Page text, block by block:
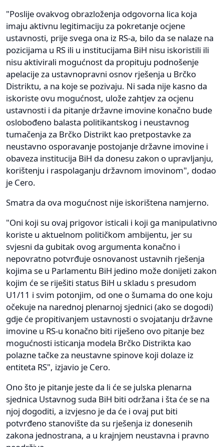
"Poslije ovakvog obrazloženja odgovorna lica koja
imaju aktivnu legitimaciju za pokretanje ocjene
ustavnosti, prije svega ona iz RS-a, bilo da se nalaze na
pozicijama u RS ili u institucijama BiH nisu iskoristili ili
nisu aktivirali mogućnost da propituju podnošenje
apelacije za ustavnopravni osnov rješenja u Brčko
Distriktu, a na koje se pozivaju. Ni sada nije kasno da
iskoriste ovu mogućnost, ulože zahtjev za ocjenu
ustavnosti i da pitanje državne imovine konačno bude
oslobođeno balasta politikantskog i neustavnog
tumačenja za Brčko Distrikt kao pretpostavke za
neustavno osporavanje postojanje državne imovine i
obaveza institucija BiH da donesu zakon o upravljanju,
korištenju i raspolaganju državnom imovinom", dodao
je Cero.
Smatra da ova mogućnost nije iskorištena namjerno.
"Oni koji su ovaj prigovor isticali i koji ga manipulativno
koriste u aktuelnom političkom ambijentu, jer su
svjesni da gubitak ovog argumenta konačno i
nepovratno potvrđuje osnovanost ustavnih rješenja
kojima se u Parlamentu BiH jedino može donijeti zakon
kojim će se riješiti status BiH u skladu s presudom
U1/11 i svim potonjim, od one o šumama do one koju
očekuje na narednoj plenarnoj sjednici (ako se dogodi)
gdje će propitivanjem ustavnosti o svojatanju državne
imovine u RS-u konačno biti riješeno ovo pitanje bez
mogućnosti isticanja modela Brčko Distrikta kao
polazne tačke za neustavne spinove koji dolaze iz
entiteta RS", izjavio je Cero.
Ono što je pitanje jeste da li će se julska plenarna
sjednica Ustavnog suda BiH biti održana i šta će se na
njoj dogoditi, a izvjesno je da će i ovaj put biti
potvrđeno stanovište da su rješenja iz donesenih
zakona jednostrana, a u krajnjem neustavna i pravno